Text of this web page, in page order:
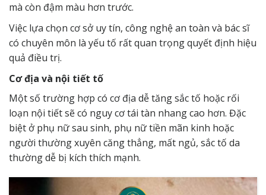
mà còn đậm màu hơn trước.
Việc lựa chọn cơ sở uy tín, công nghệ an toàn và bác sĩ
có chuyên môn là yếu tố rất quan trọng quyết định hiệu
quả điều trị.
Cơ địa và nội tiết tố
Một số trường hợp có cơ địa dễ tăng sắc tố hoặc rối
loạn nội tiết sẽ có nguy cơ tái tàn nhang cao hơn. Đặc
biệt ở phụ nữ sau sinh, phụ nữ tiền mãn kinh hoặc
người thường xuyên căng thẳng, mất ngủ, sắc tố da
thường dễ bị kích thích mạnh.